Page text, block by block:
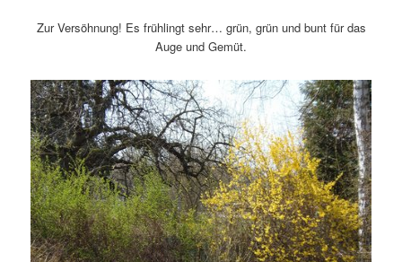
Zur Versöhnung! Es frühlingt sehr… grün, grün und bunt für das
Auge und Gemüt.